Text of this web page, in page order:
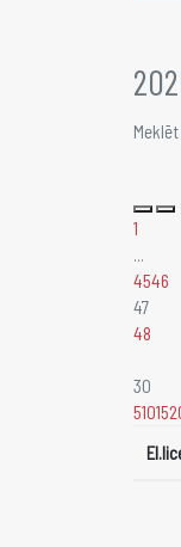
Meklēt
1
...
4546
47
48
30
51015